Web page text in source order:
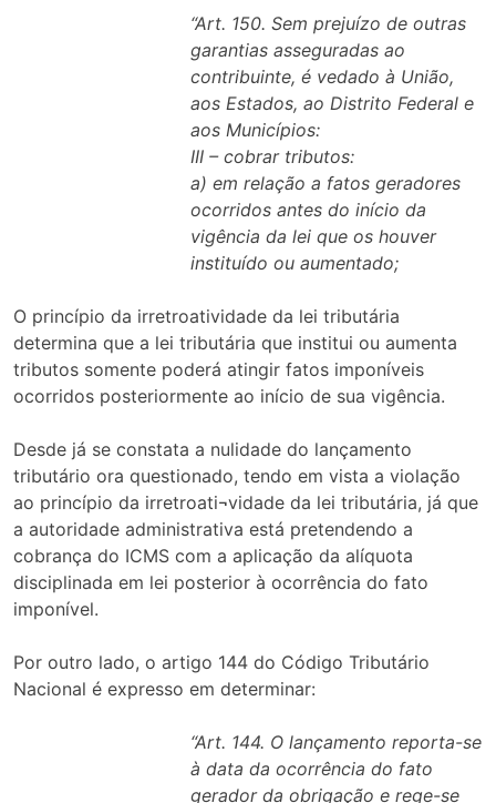
“Art. 150. Sem prejuízo de outras
garantias asseguradas ao
contribuinte, é vedado à União,
aos Estados, ao Distrito Federal e
aos Municípios:
III – cobrar tributos:
a) em relação a fatos geradores
ocorridos antes do início da
vigência da lei que os houver
instituído ou aumentado;
O princípio da irretroatividade da lei tributária
determina que a lei tributária que institui ou aumenta
tributos somente poderá atingir fatos imponíveis
ocorridos posteriormente ao início de sua vigência.
Desde já se constata a nulidade do lançamento
tributário ora questionado, tendo em vista a violação
ao princípio da irretroati¬vidade da lei tributária, já que
a autoridade administrativa está pretendendo a
cobrança do ICMS com a aplicação da alíquota
disciplinada em lei posterior à ocorrência do fato
imponível.
Por outro lado, o artigo 144 do Código Tributário
Nacional é expresso em determinar:
“Art. 144. O lançamento reporta-se
à data da ocorrência do fato
gerador da obrigação e rege-se